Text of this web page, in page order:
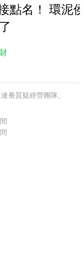
點名！ 環泥
番質疑經營團隊。